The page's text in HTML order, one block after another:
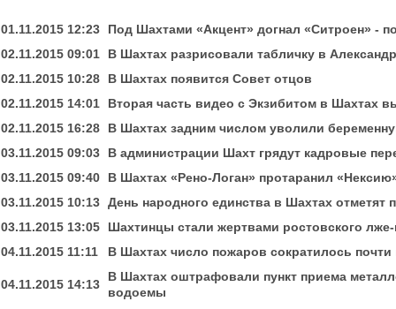
01.11.2015 12:23
Под Шахтами «Акцент» догнал «Ситроен» -
02.11.2015 09:01
В Шахтах разрисовали табличку в
02.11.2015 10:28
В Шахтах появится Совет отцов
02.11.2015 14:01
Вторая часть видео с Экзибитом в Шахтах
02.11.2015 16:28
В Шахтах задним числом уволили
03.11.2015 09:03
В администрации Шахт грядут кадровые
03.11.2015 09:40
В Шахтах «Рено-Логан» протаранил
03.11.2015 10:13 День народного единства в Шахтах
03.11.2015 13:05
Шахтинцы стали жертвами ростовского лже-
04.11.2015 11:11
В Шахтах число пожаров сократилось почти
04.11.2015 14:13
В Шахтах оштрафовали пункт приема
водоемы